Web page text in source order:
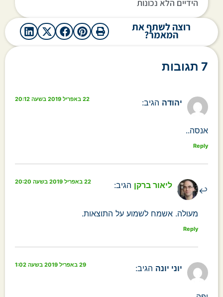
הידיים הלא נכונות
רוצה לשתף את
המאמר?
7 תגובות
יהודה הגיב: 22 באפריל 2019 בשעה 20:12
אנסה..
Reply
ליאור ברקן הגיב: 22 באפריל 2019 בשעה 20:20
מעולה. אשמח לשמוע על התוצאות.
Reply
יוני יונה הגיב: 29 באפריל 2019 בשעה 1:02